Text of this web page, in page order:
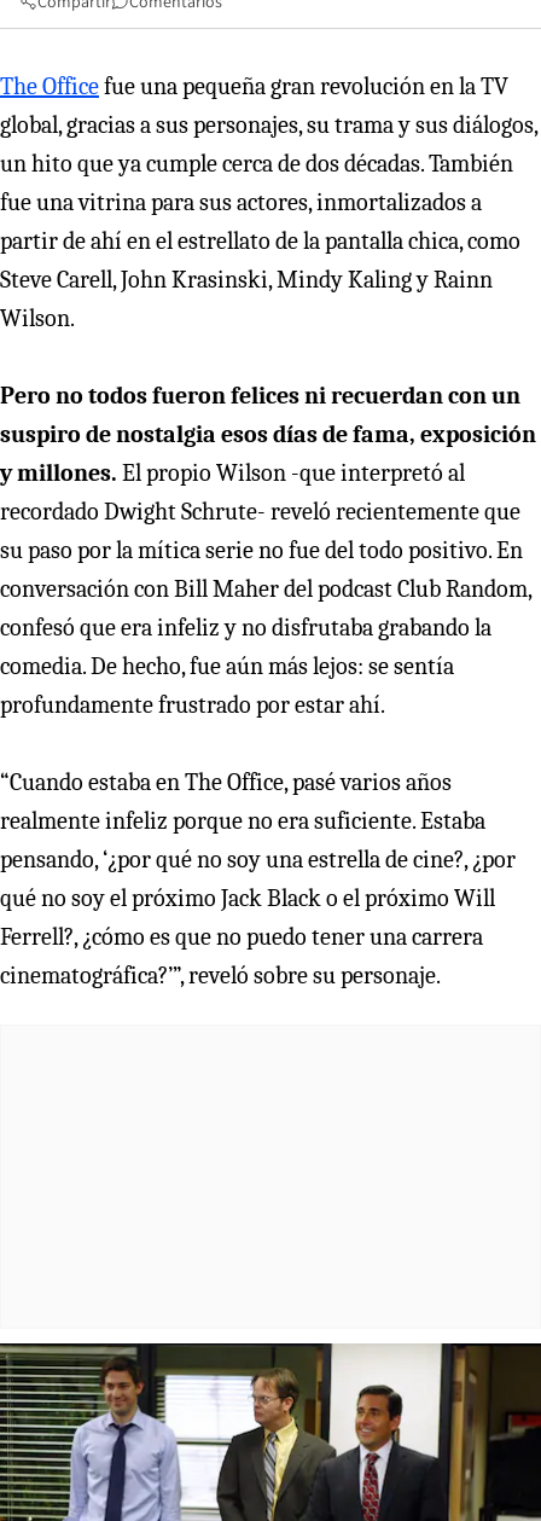
The Officefue una pequeña gran revolución en la TV
global, gracias a sus personajes, su trama y sus diálogos,
un hito que ya cumple cerca de dos décadas. También
fue una vitrina para sus actores, inmortalizados a
partir de ahí en el estrellato de la pantalla chica, como
Steve Carell, John Krasinski, Mindy Kaling y Rainn
Wilson.
Pero no todos fueron felices ni recuerdan con un
suspiro de nostalgia esos días de fama, exposición
y millones. El propio Wilson -que interpretó al
recordado Dwight Schrute- reveló recientemente que
su paso por la mítica serie no fue del todo positivo. En
conversación con Bill Maher del podcast Club Random,
confesó que era infeliz y no disfrutaba grabando la
comedia. De hecho, fue aún más lejos: se sentía
profundamente frustrado por estar ahí.
“Cuando estaba en The Office, pasé varios años
realmente infeliz porque no era suficiente. Estaba
pensando, ‘¿por qué no soy una estrella de cine?, ¿por
qué no soy el próximo Jack Black o el próximo Will
Ferrell?, ¿cómo es que no puedo tener una carrera
cinematográfica?’”, reveló sobre su personaje.